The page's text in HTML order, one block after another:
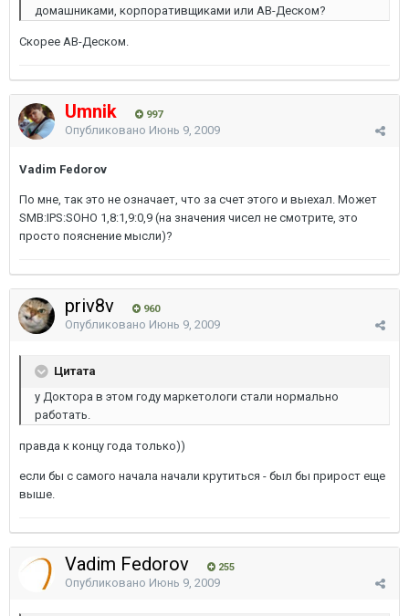
домашниками, корпоративщиками или АВ-Деском?
Скорее АВ-Деском.
Umnik 997
Опубликовано Июнь 9, 2009
Vadim Fedorov
По мне, так это не означает, что за счет этого и выехал. Может
SMB:IPS:SOHO 1,8:1,9:0,9 (на значения чисел не смотрите, это
просто пояснение мысли)?
priv8v 960
Опубликовано Июнь 9, 2009
Цитата
у Доктора в этом году маркетологи стали нормально
работать.
правда к концу года только))
если бы с самого начала начали крутиться - был бы прирост еще
выше.
Vadim Fedorov 255
Опубликовано Июнь 9, 2009